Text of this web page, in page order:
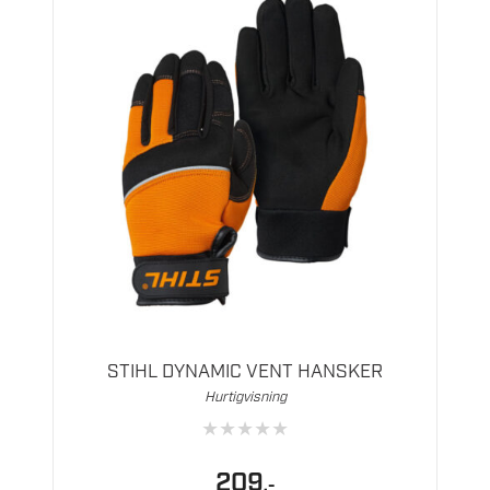
STIHL DYNAMIC VENT HANSKER
Hurtigvisning
★★★★★